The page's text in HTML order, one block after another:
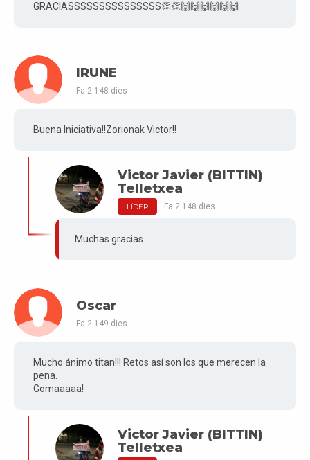
GRACIASSSSSSSSSSSSSSS👏👏🙌🙌🙌🙌🙌🙌
IRUNE
Fa 2.148 dies
Buena Iniciativa!!Zorionak Victor!!
Victor Javier (BITTIN)
Telletxea
LÍDER Fa 2.148 dies
Muchas gracias
Oscar
Fa 2.149 dies
Mucho ánimo titan!!! Retos así son los que merecen la
pena.
Gomaaaaa!
Victor Javier (BITTIN)
Telletxea